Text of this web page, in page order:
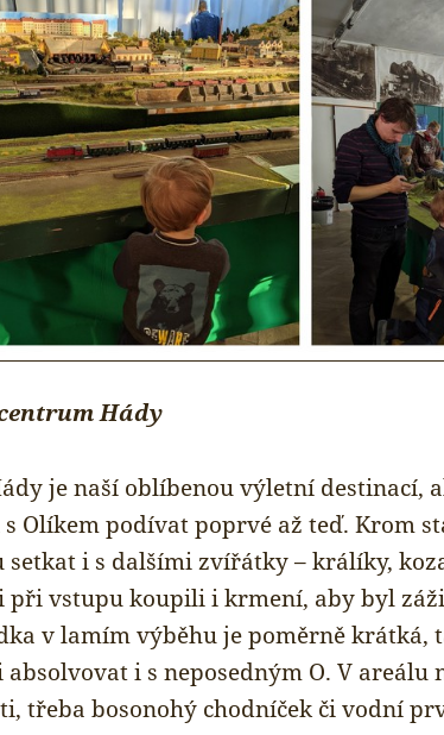
Hády
je naší oblíbenou výletní destinací,
s Olíkem podívat poprvé až teď. Krom
setkat i s dalšími zvířátky – králíky,
při vstupu koupili i krmení, aby byl
v lamím výběhu je poměrně krátká,
i s neposedným O. V
třeba bosonohý chodníček či vodní